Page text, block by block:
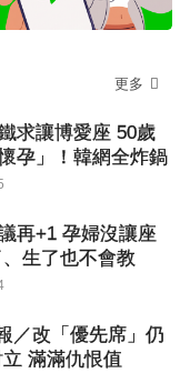
更多
求讓博愛座 50歲
孕」！韓網全炸鍋
再+1 孕婦沒讓座
生了也不會教
／改「優先席」仍
滿滿仇恨值